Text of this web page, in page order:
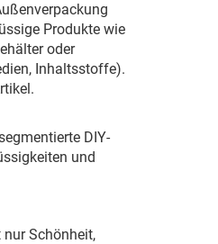
Produkte wie
oder
Inhaltsstoffe).
DIY-
und
Schönheit,